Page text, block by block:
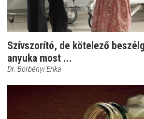
Szívszorító, de kötelező
anyuka most ...
Dr. Borbényi Erika